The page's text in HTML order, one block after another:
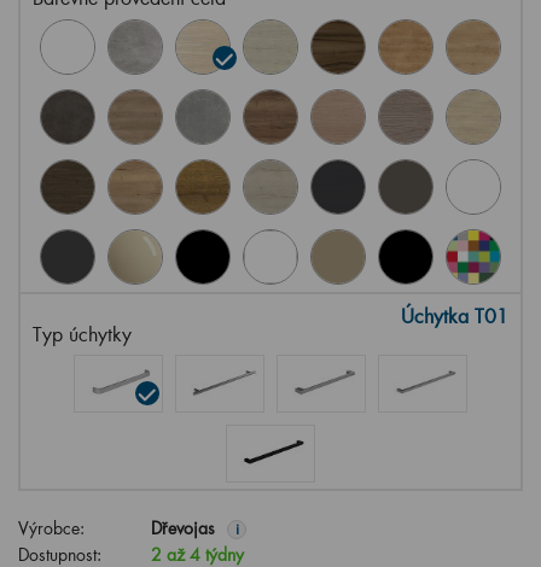
Typ úchytky
Úchytka T01
Výrobce: Dřevojas i
Dostupnost:
2 až 4 týdny